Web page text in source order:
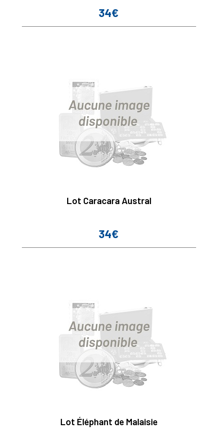
Prix
34€
Lot Caracara Austral
Prix
34€
Lot Éléphant de Malaisie